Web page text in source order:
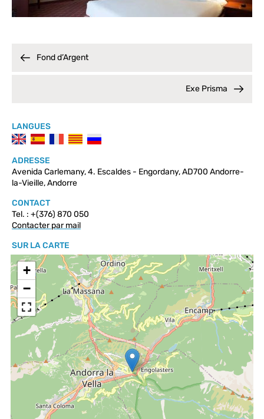
LANGUES
ADRESSE
Avenida Carlemany, 4. Escaldes - Engordany, AD700 Andorre-
la-Vieille, Andorre
CONTACT
Tel. : +(376) 870 050
Contacter par mail
SUR LA CARTE
Fond d’Argent
Exe Prisma